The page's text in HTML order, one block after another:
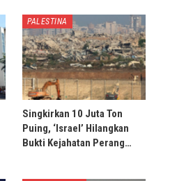
PALESTINA
Singkirkan 10 Juta Ton
Puing, ‘Israel’ Hilangkan
Bukti Kejahatan Perang…